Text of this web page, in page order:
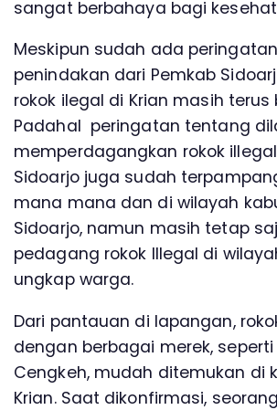
sangat berbahaya bagi
Meskipun sudah ada
penindakan dari Pemkab
rokok ilegal di Krian masih terus
Padahal peringatan tentang
memperdagangkan rokok
Sidoarjo juga sudah
mana mana dan di wilayah
Sidoarjo, namun masih tetap
pedagang rokok Illegal di
ungkap warga.
Dari pantauan di lapangan,
dengan berbagai merek,
Cengkeh, mudah ditemukan di
Krian. Saat dikonfirmasi,